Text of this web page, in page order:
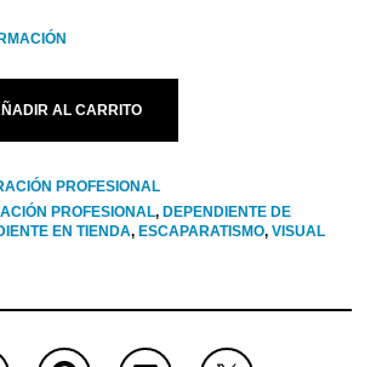
AL CARRITO
PROFESIONAL
PROFESIONAL, DEPENDIENTE DE
EN TIENDA, ESCAPARATISMO, VISUAL